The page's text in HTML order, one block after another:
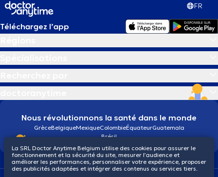
FR
Téléchargez l’app
Nous révolutionnons la santé dans le monde
GrèceBelgiqueMexiqueColombieÉquateurGuatemala
Brésil
La SRL Doctor Anytime Belgium utilise des cookies pour assurer le
fonctionnement et la sécurité du site, mesurer l’audience et
améliorer les performances, personnaliser votre expérience, proposer
des publicités adaptées et intégrer des contenus ou services tiers.